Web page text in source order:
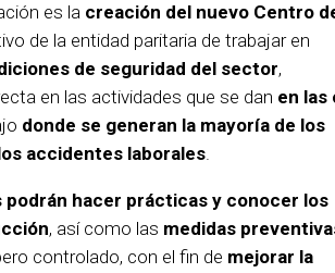
es la creación del nuevo Centro
de la entidad paritaria de trabajar en
de seguridad del sector,
en las actividades que se dan en las
donde se generan la mayoría de los
accidentes laborales.
podrán hacer prácticas y conocer los
, así como las medidas
controlado, con el fin de mejorar la